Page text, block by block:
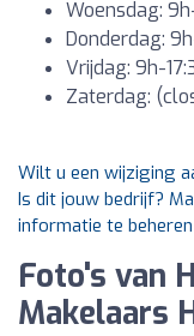
Woensdag:
Donderdag:
Vrijdag: 9h-
Zaterdag:
Wilt u een wijziging
Is dit jouw bedrijf?
informatie te beheren
Foto's van
Makelaars